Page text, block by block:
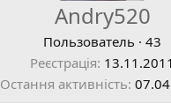
Andry520
Пользователь · 43
Реєстрація 13.11.2011
Остання активність